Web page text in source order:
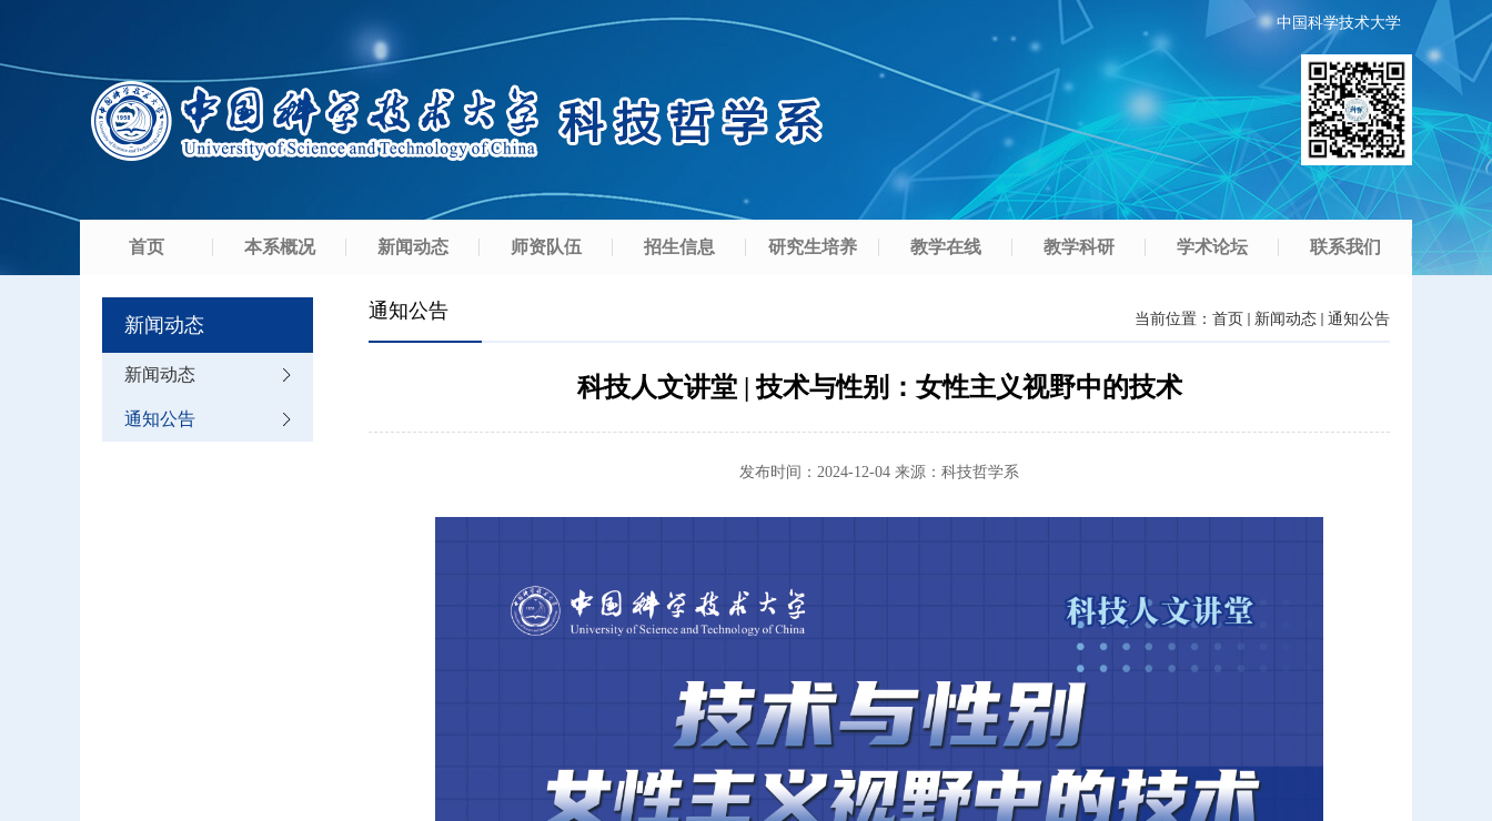
中国科学技术大学
首页 本系概况 新闻动态 师资队伍 招生信息 研究生培养 教学在线 教学科研 学术论坛 联系我们
新闻动态
新闻动态
通知公告
通知公告 当前位置： 首页 新闻动态 通知公告
科技人文讲堂 | 技术与性别：女性主义视野中的技术
发布时间： 2024-12-04 来源： 科技哲学系